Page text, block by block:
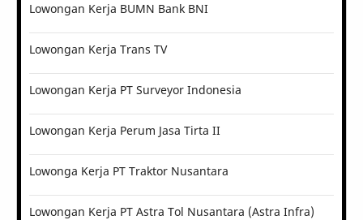
Lowongan Kerja BUMN Bank BNI
Lowongan Kerja Trans TV
Lowongan Kerja PT Surveyor Indonesia
Lowongan Kerja Perum Jasa Tirta II
Lowonga Kerja PT Traktor Nusantara
Lowongan Kerja PT Astra Tol Nusantara (Astra Infra)